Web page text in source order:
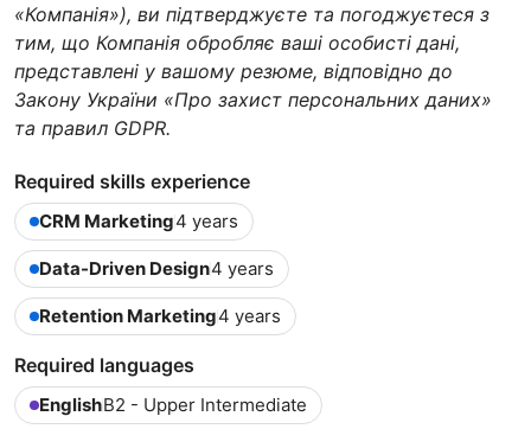
«Компанія»), ви підтверджуєте та погоджуєтеся з
тим, що Компанія обробляє ваші особисті дані,
представлені у вашому резюме, відповідно до
Закону України «Про захист персональних даних»
та правил GDPR.
Required skills experience
CRM Marketing4 years
Data-Driven Design4 years
Retention Marketing4 years
Required languages
EnglishB2 - Upper Intermediate